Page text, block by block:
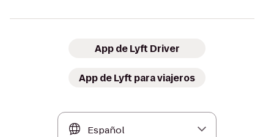
App de Lyft Driver
App de Lyft para viajeros